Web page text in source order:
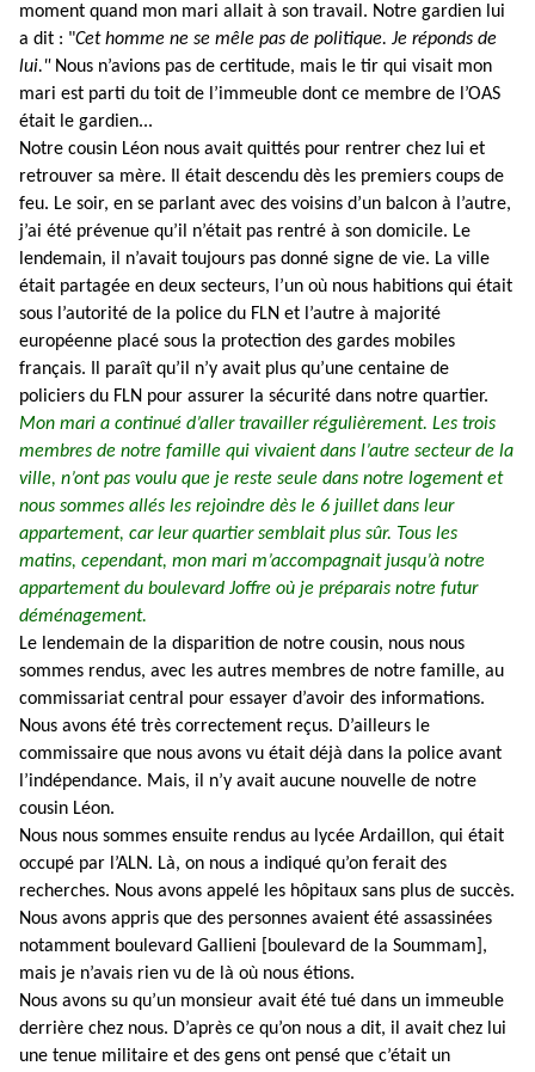
moment quand mon mari allait à son travail. Notre gardien lui
a dit : "Cet homme ne se mêle pas de politique. Je réponds de
lui." Nous n’avions pas de certitude, mais le tir qui visait mon
mari est parti du toit de l’immeuble dont ce membre de l’OAS
était le gardien...
Notre cousin Léon nous avait quittés pour rentrer chez lui et
retrouver sa mère. Il était descendu dès les premiers coups de
feu. Le soir, en se parlant avec des voisins d’un balcon à l’autre,
j’ai été prévenue qu’il n’était pas rentré à son domicile. Le
lendemain, il n’avait toujours pas donné signe de vie. La ville
était partagée en deux secteurs, l’un où nous habitions qui était
sous l’autorité de la police du FLN et l’autre à majorité
européenne placé sous la protection des gardes mobiles
français. Il paraît qu’il n’y avait plus qu’une centaine de
policiers du FLN pour assurer la sécurité dans notre quartier.
Mon mari a continué d’aller travailler régulièrement. Les trois
membres de notre famille qui vivaient dans l’autre secteur de la
ville, n’ont pas voulu que je reste seule dans notre logement et
nous sommes allés les rejoindre dès le 6 juillet dans leur
appartement, car leur quartier semblait plus sûr. Tous les
matins, cependant, mon mari m’accompagnait jusqu’à notre
appartement du boulevard Joffre où je préparais notre futur
déménagement.
Le lendemain de la disparition de notre cousin, nous nous
sommes rendus, avec les autres membres de notre famille, au
commissariat central pour essayer d’avoir des informations.
Nous avons été très correctement reçus. D’ailleurs le
commissaire que nous avons vu était déjà dans la police avant
l’indépendance. Mais, il n’y avait aucune nouvelle de notre
cousin Léon.
Nous nous sommes ensuite rendus au lycée Ardaillon, qui était
occupé par l’ALN. Là, on nous a indiqué qu’on ferait des
recherches. Nous avons appelé les hôpitaux sans plus de succès.
Nous avons appris que des personnes avaient été assassinées
notamment boulevard Gallieni [boulevard de la Soummam],
mais je n’avais rien vu de là où nous étions.
Nous avons su qu’un monsieur avait été tué dans un immeuble
derrière chez nous. D’après ce qu’on nous a dit, il avait chez lui
une tenue militaire et des gens ont pensé que c’était un